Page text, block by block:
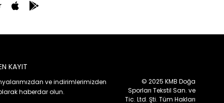
KAYIT
ve indirimlerimizden
haberdar olun.
© 2025 KMB Doğa
Sporları Tekstil San. ve
Tic. Ltd. Şti. Tüm Hakları